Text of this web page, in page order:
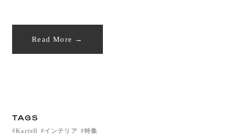
Read More →
TAGS
Kartell インテリア 特集